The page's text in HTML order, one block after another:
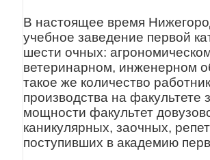
В настоящее время
учебное заведение первой
шести очных:
ветеринарном, инженерном
такое же количество
производства на факультете
мощности факультет
каникулярных, заочных,
поступивших в академию